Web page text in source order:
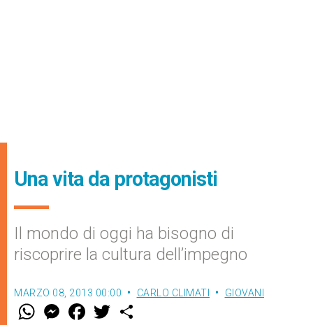
Una vita da protagonisti
Il mondo di oggi ha bisogno di
riscoprire la cultura dell’impegno
MARZO 08, 2013 00:00 CARLO CLIMATI GIOVANI
W M
e
F
a w